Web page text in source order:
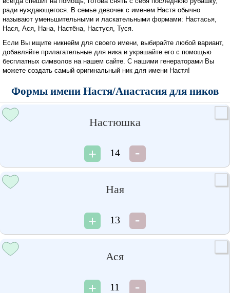
ради нуждающегося. В семье девочек с именем Настя обычно
называют уменьшительными и ласкательными формами: Настасья,
Нася, Ася, Нана, Настёна, Настуся, Туся.
Если Вы ищите никнейм для своего имени, выбирайте любой вариант,
добавляйте прилагательные для ника и украшайте его с помощью
бесплатных символов на нашем сайте. С нашими генераторами Вы
можете создать самый оригинальный ник для имени Настя!
Формы имени Настя/Анастасия для ников
Настюшка
14
Ная
13
Ася
11